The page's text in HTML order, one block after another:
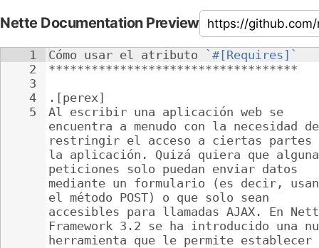
Nette Documentation Preview
1
2
3
4
5
Cómo usar el atributo
`#[Requires]`
***********************************
.[perex]
Al escribir una aplicación web se
encuentra a menudo con la necesidad
restringir el acceso a ciertas
la aplicación. Quizá quiera que
peticiones solo puedan enviar datos
mediante un formulario (es decir,
el método POST) o que solo sean
accesibles para llamadas AJAX. En
Framework 3.2 se ha introducido una
herramienta que le permite establecer